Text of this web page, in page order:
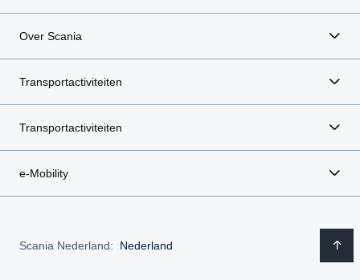
Over Scania
Transportactiviteiten
Transportactiviteiten
e-Mobility
Scania Nederland: Nederland